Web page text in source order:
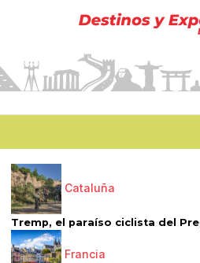
Cataluña
Tremp, el paraíso ciclista del
Francia